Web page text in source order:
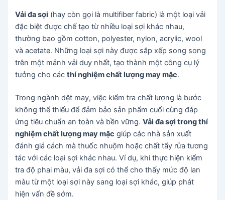
Vải đa sợi (hay còn gọi là multifiber fabric) là một loại vải
đặc biệt được chế tạo từ nhiều loại sợi khác nhau,
thường bao gồm cotton, polyester, nylon, acrylic, wool
và acetate. Những loại sợi này được sắp xếp song song
trên một mảnh vải duy nhất, tạo thành một công cụ lý
tưởng cho cácthí nghiệm chất lượng may mặc.
Trong ngành dệt may, việc kiểm tra chất lượng là bước
không thể thiếu để đảm bảo sản phẩm cuối cùng đáp
ứng tiêu chuẩn an toàn và bền vững.Vải đa sợi trong thí
nghiệm chất lượng may mặc giúp các nhà sản xuất
đánh giá cách mà thuốc nhuộm hoặc chất tẩy rửa tương
tác với các loại sợi khác nhau. Ví dụ, khi thực hiện kiểm
tra độ phai màu, vải đa sợi có thể cho thấy mức độ lan
màu từ một loại sợi này sang loại sợi khác, giúp phát
hiện vấn đề sớm.